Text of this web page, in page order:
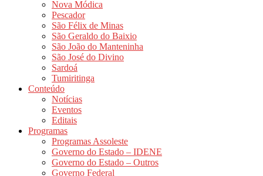
Nova Módica
Pescador
São Félix de Minas
São Geraldo do Baixio
São João do Manteninha
São José do Divino
Sardoá
Tumiritinga
Conteúdo
Notícias
Eventos
Editais
Programas
Programas Assoleste
Governo do Estado – IDENE
Governo do Estado – Outros
Governo Federal